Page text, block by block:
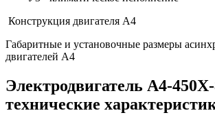
Конструкция двигателя А4
Габаритные и установочные размеры
двигателей А4
Электродвигатель А4-
технические